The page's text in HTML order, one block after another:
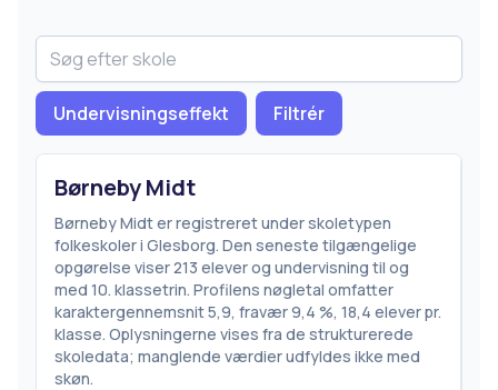
Undervisningseffekt Filtrér
Børneby Midt
Børneby Midt er registreret under skoletypen
folkeskoler i Glesborg. Den seneste tilgængelige
opgørelse viser 213 elever og undervisning til og
med 10. klassetrin. Profilens nøgletal omfatter
karaktergennemsnit 5,9, fravær 9,4 %, 18,4 elever pr.
klasse. Oplysningerne vises fra de strukturerede
skoledata; manglende værdier udfyldes ikke med
skøn.